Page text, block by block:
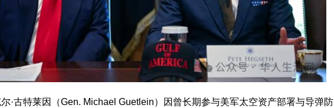
·古特莱因（Gen. Michael Guetlein）因曾长期参与美军太空资产部署与导弹防